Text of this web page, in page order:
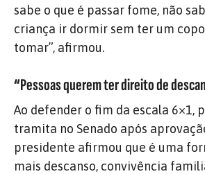
sabe o que é passar fome, não
criança ir dormir sem ter um
tomar”, afirmou.
“Pessoas querem ter direito de
Ao defender o fim da escala 6×1,
tramita no Senado após
presidente afirmou que é uma
mais descanso, convivência